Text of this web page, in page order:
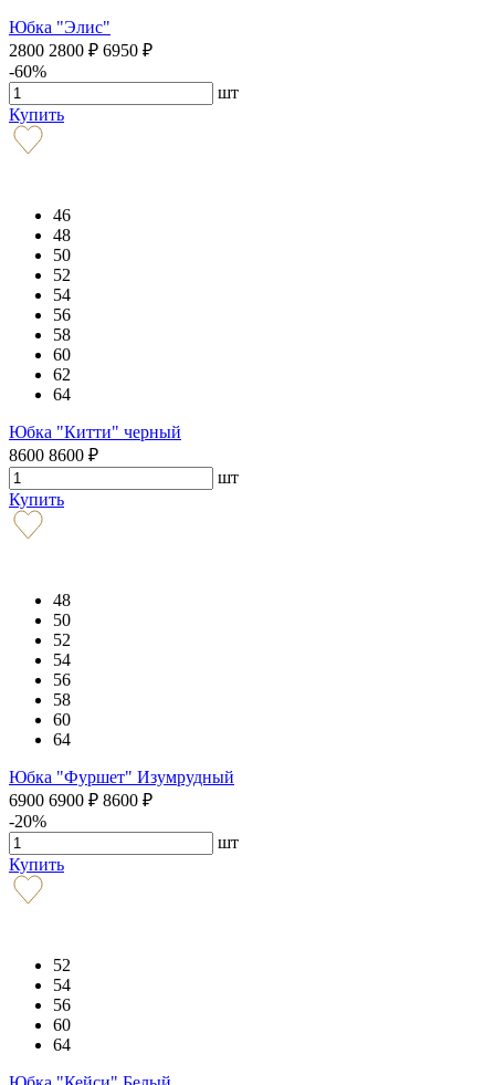
Юбка "Элис"
2800 2800 ₽ 6950 ₽
-60%
шт
Купить
46
48
50
52
54
56
58
60
62
64
Юбка "Китти" черный
8600 8600 ₽
шт
Купить
48
50
52
54
56
58
60
64
Юбка "Фуршет" Изумрудный
6900 6900 ₽ 8600 ₽
-20%
шт
Купить
52
54
56
60
64